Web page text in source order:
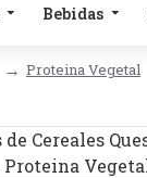
Bebidas
Proteina Vegetal